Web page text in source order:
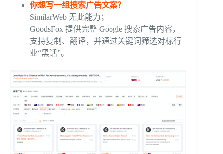
你想写一组搜索广告文案？
SimilarWeb 无此能力；
GoodsFox 提供完整 Google 搜索广告内容，
支持复制、翻译，并通过关键词筛选对标行
业“黑话”。